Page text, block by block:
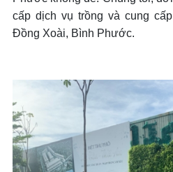
cấp dịch vụ trồng và cung
Đồng Xoài, Bình Phước.